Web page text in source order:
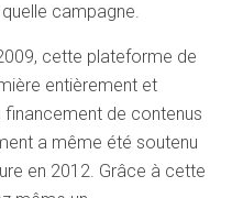
campagne.
cette plateforme de
entièrement et
de contenus
a même été soutenu
en 2012. Grâce à cette